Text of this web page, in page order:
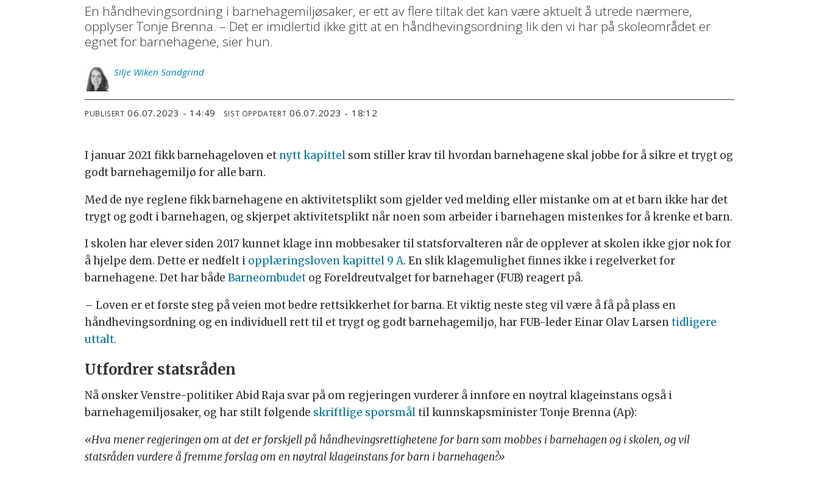
En håndhevingsordning i barnehagemiljøsaker, er ett av flere tiltak det kan være aktuelt å utrede nærmere,
opplyser Tonje Brenna. – Det er imidlertid ikke gitt at en håndhevingsordning lik den vi har på skoleområdet er
egnet for barnehagene, sier hun.
Silje Wiken Sandgrind
PUBLISERT 06.07.2023 - 14:49 SIST OPPDATERT 06.07.2023 - 18:12
I januar 2021 fikk barnehageloven et nytt kapittel som stiller krav til hvordan barnehagene skal jobbe for å sikre et trygt og
godt barnehagemiljø for alle barn.
Med de nye reglene fikk barnehagene en aktivitetsplikt som gjelder ved melding eller mistanke om at et barn ikke har det
trygt og godt i barnehagen, og skjerpet aktivitetsplikt når noen som arbeider i barnehagen mistenkes for å krenke et barn.
I skolen har elever siden 2017 kunnet klage inn mobbesaker til statsforvalteren når de opplever at skolen ikke gjør nok for
å hjelpe dem. Dette er nedfelt i opplæringsloven kapittel 9 A. En slik klagemulighet finnes ikke i regelverket for
barnehagene. Det har bådeBarneombudet og Foreldreutvalget for barnehager (FUB) reagert på.
– Loven er et første steg på veien mot bedre rettsikkerhet for barna. Et viktig neste steg vil være å få på plass en
håndhevingsordning og en individuell rett til et trygt og godt barnehagemiljø, har FUB-leder Einar Olav Larsentidligere
uttalt.
Utfordrer statsråden
Nå ønsker Venstre-politiker Abid Raja svar på om regjeringen vurderer å innføre en nøytral klageinstans også i
barnehagemiljøsaker, og har stilt følgende skriftlige spørsmåltil kunnskapsminister Tonje Brenna (Ap):
«Hva mener regjeringen om at det er forskjell på håndhevingsrettighetene for barn som mobbes i barnehagen og i skolen, og vil
statsråden vurdere å fremme forslag om en nøytral klageinstans for barn i barnehagen?»